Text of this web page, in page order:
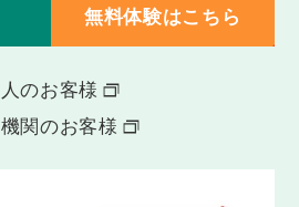
無料体験はこちら
のお客様
関のお客様